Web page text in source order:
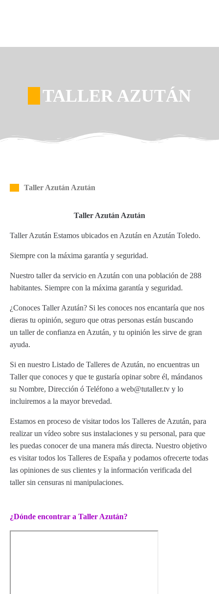
TALLER AZUTÁN
Taller Azután Azután
Taller Azután Azután
Taller Azután Estamos ubicados en Azután en Azután Toledo.
Siempre con la máxima garantía y seguridad.
Nuestro taller da servicio en Azután con una población de 288
habitantes. Siempre con la máxima garantía y seguridad.
¿Conoces Taller Azután? Si les conoces nos encantaría que nos
dieras tu opinión, seguro que otras personas están buscando
un taller de confianza en Azután, y tu opinión les sirve de gran
ayuda.
Si en nuestro Listado de Talleres de Azután, no encuentras un
Taller que conoces y que te gustaría opinar sobre él, mándanos
su Nombre, Dirección ó Teléfono a web@tutaller.tv y lo
incluiremos a la mayor brevedad.
Estamos en proceso de visitar todos los Talleres de Azután, para
realizar un vídeo sobre sus instalaciones y su personal, para que
les puedas conocer de una manera más directa. Nuestro objetivo
es visitar todos los Talleres de España y podamos ofrecerte todas
las opiniones de sus clientes y la información verificada del
taller sin censuras ni manipulaciones.
¿Dónde encontrar a Taller Azután?